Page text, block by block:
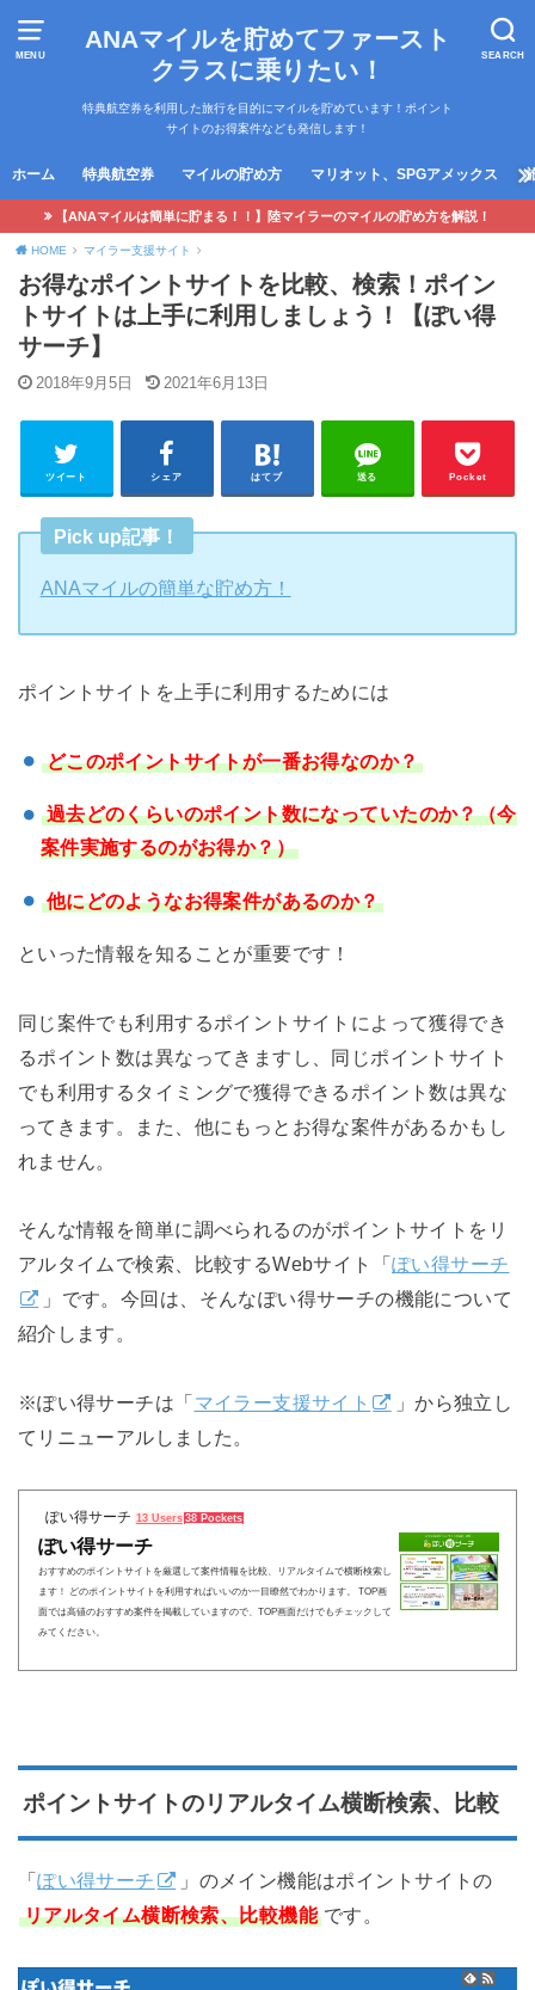
MENU SEARCH
ANAマイルを貯めてファースト
クラスに乗りたい！
特典航空券を利用した旅行を目的にマイルを貯めています！ポイント
サイトのお得案件なども発信します！
ホーム 特典航空券 マイルの貯め方 マリオット、SPGアメックス
【ANAマイルは簡単に貯まる！！】陸マイラーのマイルの貯め方を解説！
HOME マイラー支援サイト
お得なポイントサイトを比較、検索！ポイン
トサイトは上手に利用しましょう！【ぽい得
サーチ】
2018年9月5日 2021年6月13日
ツイート シェア はてブ 送る Pocket
Pick up記事！
ANAマイルの簡単な貯め方！
ポイントサイトを上手に利用するためには
どこのポイントサイトが一番お得なのか？
過去どのくらいのポイント数になっていたのか？（今
案件実施するのがお得か？）
他にどのようなお得案件があるのか？
といった情報を知ることが重要です！
同じ案件でも利用するポイントサイトによって獲得でき
るポイント数は異なってきますし、同じポイントサイト
でも利用するタイミングで獲得できるポイント数は異な
ってきます。また、他にもっとお得な案件があるかもし
れません。
そんな情報を簡単に調べられるのがポイントサイトをリ
アルタイムで検索、比較するWebサイト「ぽい得サーチ
」です。今回は、そんなぽい得サーチの機能について
紹介します。
※ぽい得サーチは「マイラー支援サイト
」から独立し
てリニューアルしました。
ぽい得サーチ 13 Users 38 Pockets
ぽい得サーチ
おすすめのポイントサイトを厳選して案件情報を比較、リアルタイムで横断検索し
ます！ どのポイントサイトを利用すればいいのか一目瞭然でわかります。 TOP画
面では高値のおすすめ案件を掲載していますので、TOP画面だけでもチェックして
みてください。
ポイントサイトのリアルタイム横断検索、比較
「ぽい得サーチ
」のメイン機能はポイントサイトの
リアルタイム横断検索、比較機能 です。